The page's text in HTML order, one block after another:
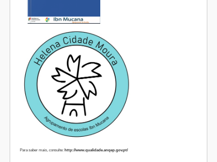
Para saber mais, consulte: http://www.qualidade.anqep.gov.pt/